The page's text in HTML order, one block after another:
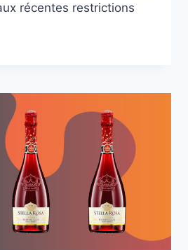
récentes restrictions